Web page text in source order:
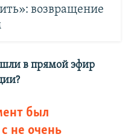
возвращение
в прямой эфир
был
не очень